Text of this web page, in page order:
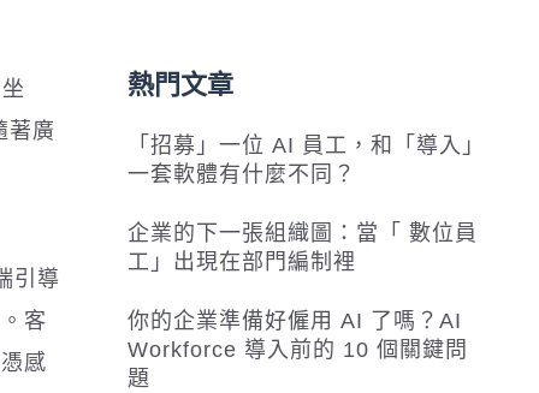
著廣
引導
客
感
熱門文章
「招募」一位 AI 員工，和「導入」
一套軟體有什麼不同？
企業的下一張組織圖：當「 數位員
工」出現在部門編制裡
你的企業準備好僱用 AI 了嗎？AI
Workforce 導入前的 10 個關鍵問
題